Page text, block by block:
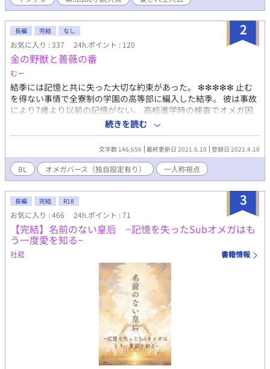
しまったらしい。 しかもこのルークは叔父であるマクシミリアン
にこの後「監禁」「調教」「溺愛」という全く嬉しくない3連コン
ボを決められてしまう……いやだ！！！！そう思って逃げようと
試みるが、戦闘力がカンストの最強騎士団長であるマクシミリア
ンに叶うはずもなく…… ※一応溺愛ものですがハードなプレイが
ある予定なので苦手な方はご注意ください。また「※」は性的な
部分がある場合タイトルにつきます。また性的なシーンは割とあ
りますが本番まではゆっくりめです。
2
長編 完結 なし
お気に入り : 337 24h.ポイント : 120
金の野獣と薔薇の番
むー
結季には記憶と共に失った大切な約束があった。 ❇︎❇︎❇︎❇︎❇︎ 止む
を得ない事情で全寮制の学園の高等部に編入した結季。 彼は事故
により7歳より以前の記憶がない。 高校進学時の検査でオメガ因
子が見つかるまでベータとして養父母に育てられた。 オメガと判
明したがフェロモンが出ることも発情期が来ることはなかった。
ある日、編入先の学園で金髪金眼の皇貴と出逢う。 彼の纒う薔薇
の香りに発情し、結季の中のオメガが開花する。 その薔薇の香り
のフェロモンを纏う皇貴は、全ての性を魅了し学園の頂点に立つ
アルファだ。 来るもの拒まずで性に奔放だが、番は持つつもりは
ないと公言していた。 皇貴との出会いが、少しずつ結季のオメガ
としての運命が動き出す……？ 4/20 本編開始。 『至高のオメガ
とガラスの靴』と同じ世界の話です。 （『至高の〜』完結から4
ヶ月後の設定です。） ※シリーズものになっていますが、どの物
語から読んでも大丈夫です。 【至高のオメガとガラスの靴】 ↓
【金の野獣と薔薇の番】←今ココ ↓ 【魔法使いと眠れるオメ
ガ】
続きを読む
文字数 146,656 最終更新日 2021.6.10 登録日 2021.4.18
BL オメガバース（独自設定有り） 一人称視点
3
長編 完結 R18
お気に入り : 466 24h.ポイント : 71
【完結】名前のない皇后 −記憶を失ったSubオメガはも
う一度愛を知る−
社菘 書籍情報